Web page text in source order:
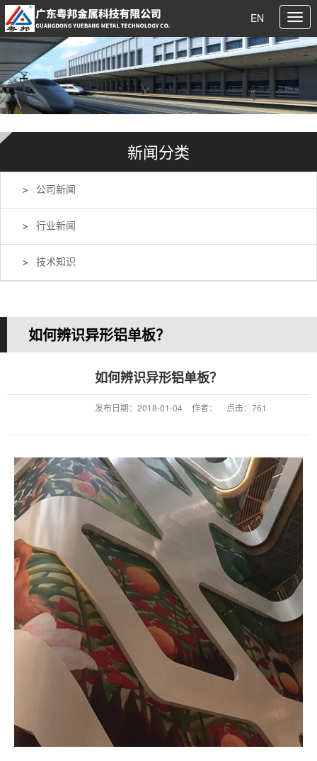
EN
新闻分类
公司新闻
行业新闻
技术知识
如何辨识异形铝单板？
您的当前位置：首 页>>新闻中心
如何辨识异形铝单板？
发布日期： 2018-01-04 作者： 点击： 761